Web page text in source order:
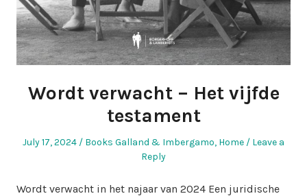
Wordt verwacht – Het vijfde
testament
Posted
July 17, 2024
Posted
Books Galland & Imbergamo, Home
Leave a
Reply
Wordt verwacht in het najaar van 2024 Een juridische